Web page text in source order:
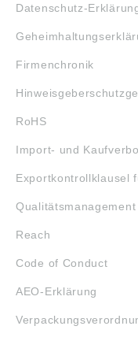
Datenschutz-
Firmenchronik
RoHS
Import- und
Exportkontrollklausel
Qualitätsmanagement
Reach
Code of Conduct
AEO-Erklärung